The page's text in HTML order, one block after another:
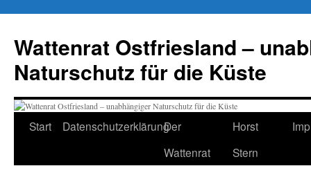
springen
Wattenrat Ostfriesland –
Naturschutz für die Küste
Start DatenschutzerklärungDer
Wattenrat
Horst
Stern